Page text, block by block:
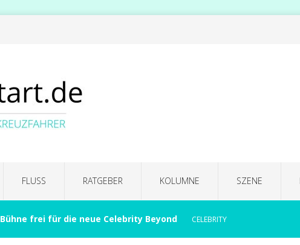
FLUSS RATGEBER KOLUMNE SZENE
Bühne frei für die neue Celebrity Beyond CELEBRITY